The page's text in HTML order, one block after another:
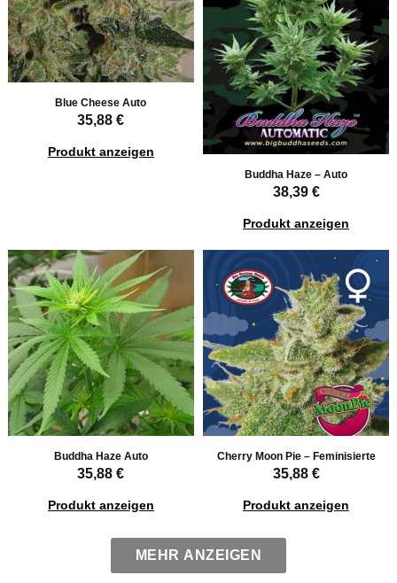
Blue Cheese Auto
35,88 €
Produkt anzeigen
Buddha Haze – Auto
38,39 €
Produkt anzeigen
Buddha Haze Auto
35,88 €
Produkt anzeigen
Cherry Moon Pie – Feminisierte
35,88 €
Produkt anzeigen
MEHR ANZEIGEN